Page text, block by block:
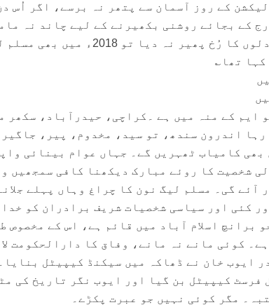
کے روز آسمان سے پتھر نہ برسے، اگر اُس
کے بجائے روشنی بکھیرنے کے لیے چاند نہ
کر دیا گیا اور اگر کسی تیز چیخ نے دلوں کا رُخ پھیر نہ دیا تو 2018ء
کہا تھا؎
ایم کے منہ میں ہے ۔کراچی، حیدرآباد، سکھر
اندرون سندھ، تو سید، مخدوم، پیر،
سے حکمران ہیں، 2018ء میں بھی کامیاب ٹھہریں گے۔ جہاں عوام بینائی
شخصیت کا روئے مبارک دیکھنا کافی سمجھیں
آئے گی۔ مسلم لیگ نون کا چراغ وہاں پہلے
کئی اور سیاسی شخصیات شریف برادران کو خدا
برانچ اسلام آباد میں قائم ہے، اس کے مخصوص
کوئی مانے نہ مانے، وفاق کا دارالحکومت
ایوب خان نے ڈھاکہ میں سیکنڈ کیپیٹل
فرسٹ کیپیٹل بن گیا اور ایوب نگر تاریخ کی
مگر کوئی نہیں جو عبرت پکڑے۔